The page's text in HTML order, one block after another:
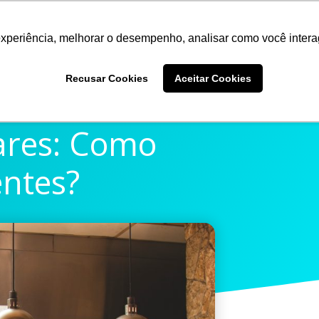
melhorar o desempenho, analisar como você
Recusar Cookies Aceitar Cookies
Como